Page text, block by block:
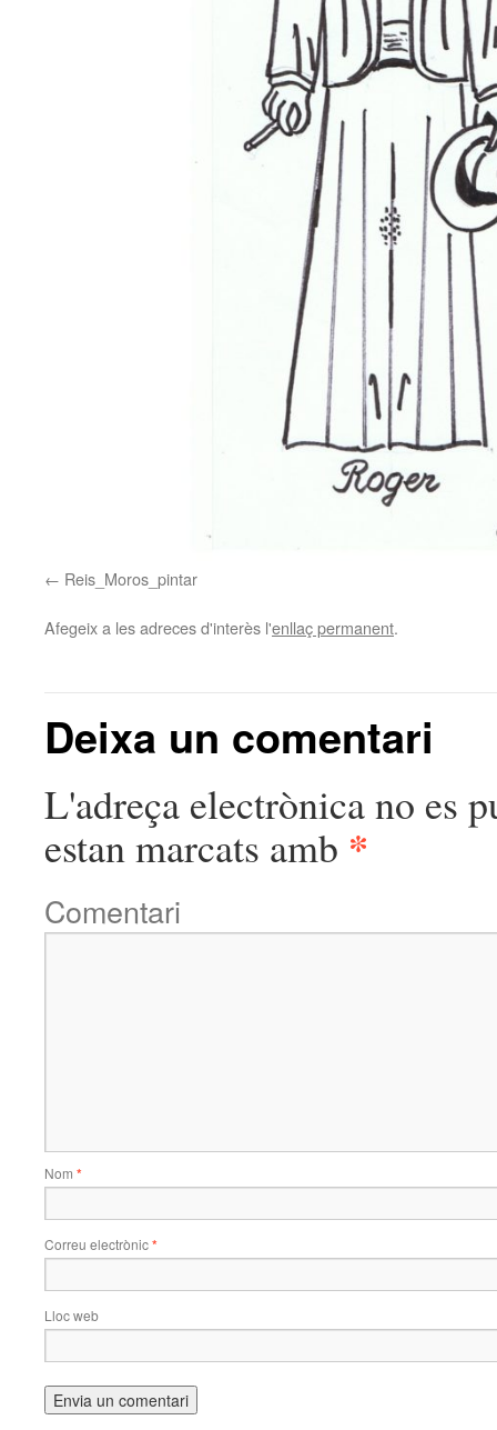
Reis_Moros_pintar
Afegeix a les adreces d'interès l'enllaç permanent.
Deixa un comentari
L'adreça electrònica no es
estan marcats amb *
Comentari
Nom *
Correu electrònic*
Lloc web